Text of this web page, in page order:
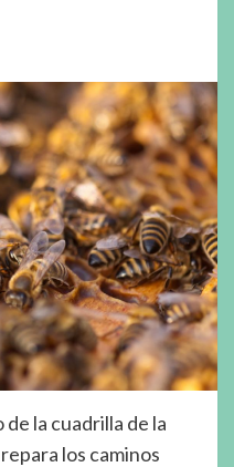
la cuadrilla de la
los caminos